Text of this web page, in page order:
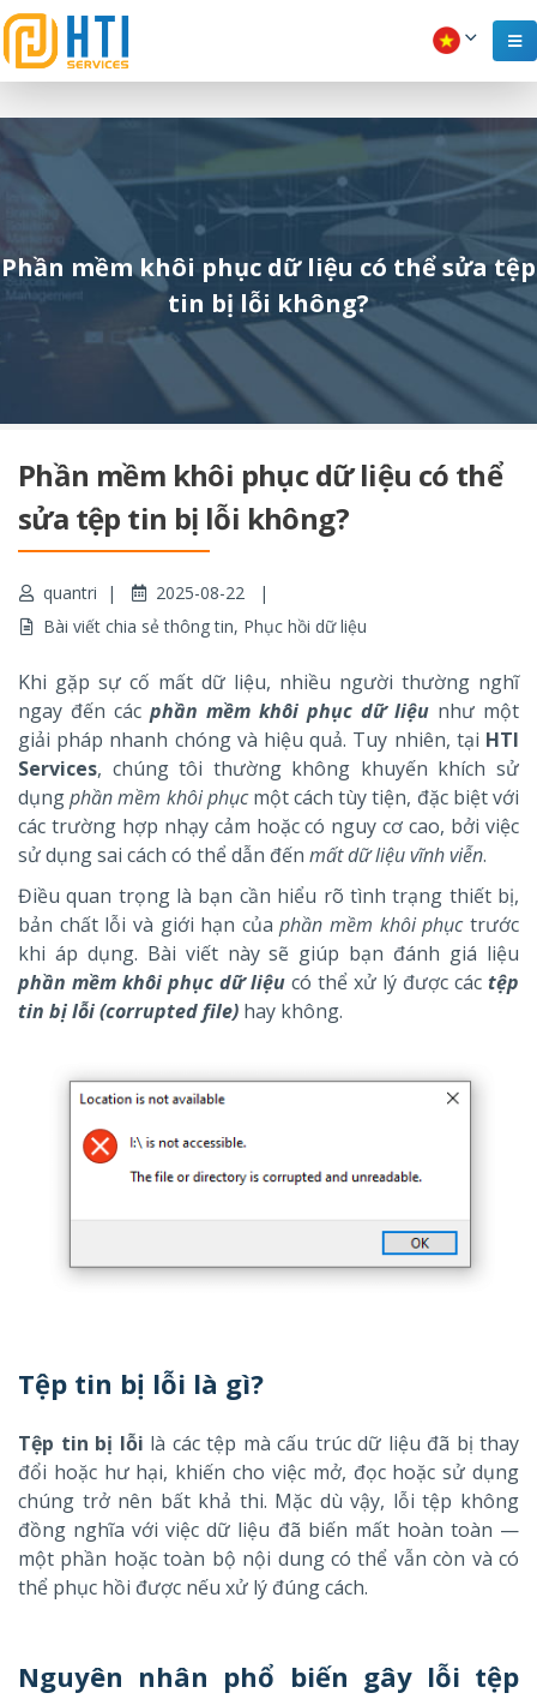
Phần mềm khôi phục dữ liệu có thể sửa tệp
tin bị lỗi không?
Phần mềm khôi phục dữ liệu có thể
sửa tệp tin bị lỗi không?
quantri
2025-08-22
Bài viết chia sẻ thông tin, Phục hồi dữ liệu
Khi gặp sự cố mất dữ liệu, nhiều người thường nghĩ
ngay đến các phần mềm khôi phục dữ liệu như một
giải pháp nhanh chóng và hiệu quả. Tuy nhiên, tại HTI
Services, chúng tôi thường không khuyến khích sử
dụngphần mềm khôi phụcmột cách tùy tiện, đặc biệt với
các trường hợp nhạy cảm hoặc có nguy cơ cao, bởi việc
sử dụng sai cách có thể dẫn đến mất dữ liệu vĩnh viễn.
Điều quan trọng là bạn cần hiểu rõ tình trạng thiết bị,
bản chất lỗi và giới hạn củaphần mềm khôi phụctrước
khi áp dụng. Bài viết này sẽ giúp bạn đánh giá liệu
phần mềm khôi phục dữ liệu có thể xử lý được các tệp
tin bị lỗi (corrupted file) hay không.
Tệp tin bị lỗi là gì?
Tệp tin bị lỗi là các tệp mà cấu trúc dữ liệu đã bị thay
đổi hoặc hư hại, khiến cho việc mở, đọc hoặc sử dụng
chúng trở nên bất khả thi. Mặc dù vậy, lỗi tệp không
đồng nghĩa với việc dữ liệu đã biến mất hoàn toàn —
một phần hoặc toàn bộ nội dung có thể vẫn còn và có
thể phục hồi được nếu xử lý đúng cách.
Nguyên nhân phổ biến gây lỗi tệp